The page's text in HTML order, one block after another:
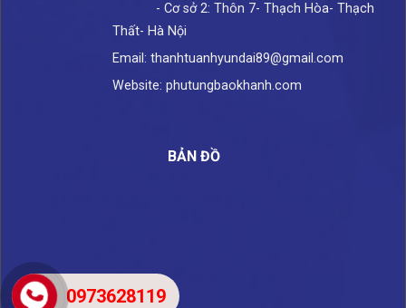
- Cơ sở 2: Thôn 7- Thạch Hòa- Thạch
Thất- Hà Nội
Email: thanhtuanhyundai89@gmail.com
Website: phutungbaokhanh.com
BẢN ĐỒ
0973628119